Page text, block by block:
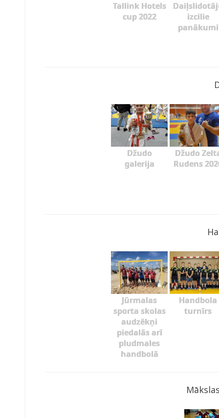
Tallink Hotels
cup 2022
izcilie
panākumi
Džudo
galerija
Džudo
Rudens
Jūrmalas
sporta skolas
audzēkņi
piedalās arī
pludmales
handbolā
Handbola
turnīrs